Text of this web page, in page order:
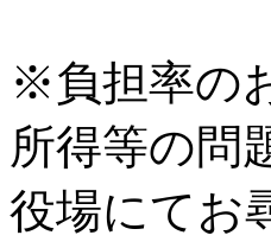
※負担率の
所得等の問
役場にてお